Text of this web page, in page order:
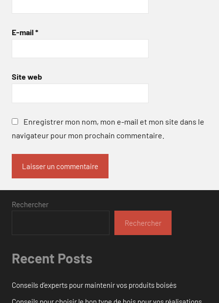
E-mail *
Site web
Enregistrer mon nom, mon e-mail et mon site dans le
navigateur pour mon prochain commentaire.
Rechercher
Rechercher
Recent Posts
Conseils d’experts pour maintenir vos produits boisés